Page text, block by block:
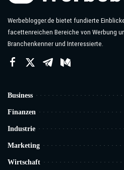
Werbeblogger.de bietet fundierte
facettenreichen Bereiche von Werbung
Branchenkenner und Interessierte.
Business
Finanzen
Industrie
Marketing
Wirtschaft